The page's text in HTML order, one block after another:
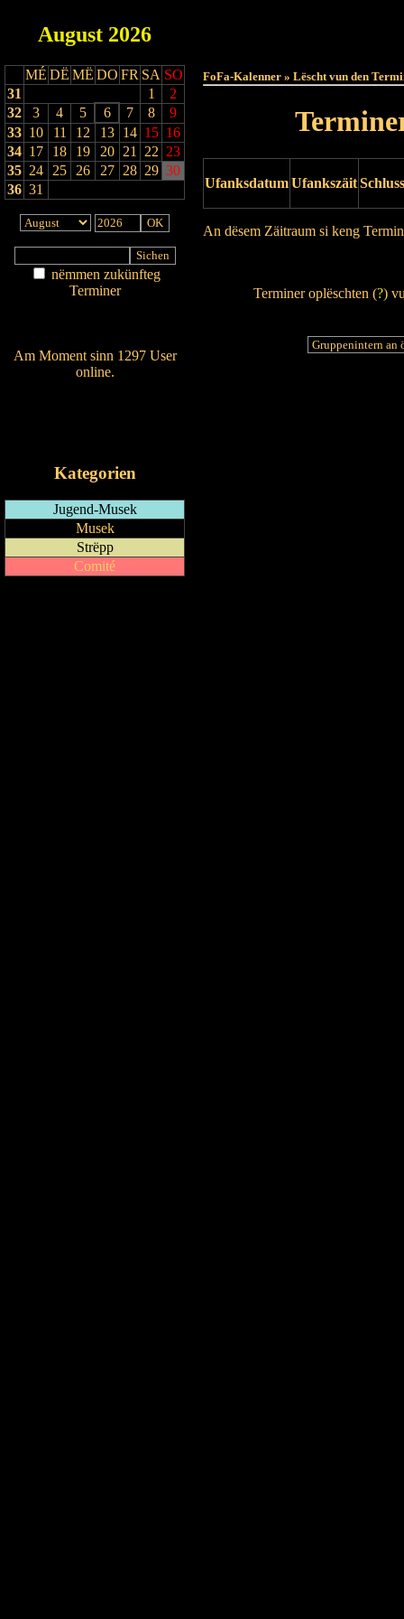
August 2026
MÉ DË MË DO FR SA SO
31
1
2
32
3 4 5 6 7 8
9
33 10 11 12 13 14 15 16
34 17 18 19 20 21 22 23
35 24 25 26 27 28 29 30
36 31
nëmmen zukünfteg
Terminer
Am Moment sinn 1297 User
online.
Kategorien
Jugend-Musek
Musek
Strëpp
Comité
FoFa-Kalenner » Lëscht vun den
UfanksdatumUfankszäit
An dësem Zäitraum si keng
Terminer oplëschten (?)